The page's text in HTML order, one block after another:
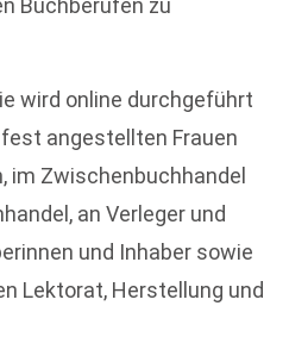
Buchberufen zu
wird online durchgeführt
angestellten Frauen
im Zwischenbuchhandel
an Verleger und
und Inhaber sowie
Lektorat, Herstellung und